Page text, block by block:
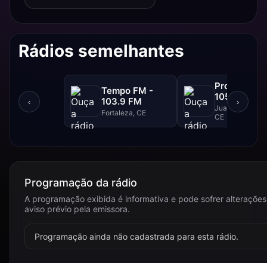
Rádios semelhantes
‹
Tempo FM -
103.9 FM
Fortaleza, CE
Progresso
105.1 FM
Juazeiro Do
CE
›
Programação da rádio
A programação exibida é informativa e pode sofrer
aviso prévio pela emissora.
Programação ainda não cadastrada para esta rádio.